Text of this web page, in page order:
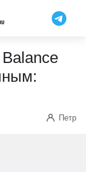
Петр